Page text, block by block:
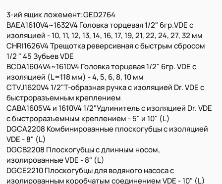
3-ий ящик ложемент:GED2764
BAEA1610V4~1632V4 Головка торцевая 1/2" 6гр.VDE с
изоляцией - 10, 11, 12, 13, 14, 16, 17, 19, 21, 22, 24, 27, 32 мм
CHRI1626V4 Трещотка реверсивная с быстрым сбросом
1/2 " 45 Зубьев VDE
BCDA1604V4~1610V4 Головка торцевая 1/2" 6гр. VDE с
изоляцией (L=118 мм) - 4, 5, 6, 8, 10 мм
CTVJ1620V4 1/2"Т-образная ручка с изоляцией Dr. VDE с
быстроразъемным креплением
CABA1605V4 и 1610V4 1/2"Удлинитель с изоляцией Dr. VDE
с быстроразъемным креплением - 5" и 10" (L)
DGCA2208 Комбинированные плоскогубцы с изоляцией
VDE - 8" (L)
DGCB2208 Плоскогубцы с длинным носом,
изолированные VDE - 8" (L)
DGCE2210 Плоскогубцы для водяного насоса с
изолированным коробчатым соединением VDE - 10" (L)